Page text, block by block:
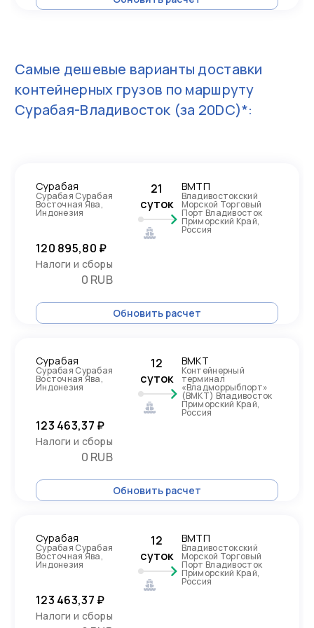
Самые дешевые варианты доставки
контейнерных грузов по маршруту
Сурабая-Владивосток (за 20DC)*:
Сурабая
Сурабая Сурабая
Восточная Ява,
Индонезия
21
суток
ВМТП
Владивостокский
Морской Торговый
Порт Владивосток
Приморский Край,
Россия
120 895,80 ₽
Налоги и сборы
0 RUB
Обновить расчет
Сурабая
Сурабая Сурабая
Восточная Ява,
Индонезия
12
суток
ВМКТ
Контейнерный
терминал
«Владморрыбпорт»
(ВМКТ) Владивосток
Приморский Край,
Россия
123 463,37 ₽
Налоги и сборы
0 RUB
Обновить расчет
Сурабая
Сурабая Сурабая
Восточная Ява,
Индонезия
12
суток
ВМТП
Владивостокский
Морской Торговый
Порт Владивосток
Приморский Край,
Россия
123 463,37 ₽
Налоги и сборы